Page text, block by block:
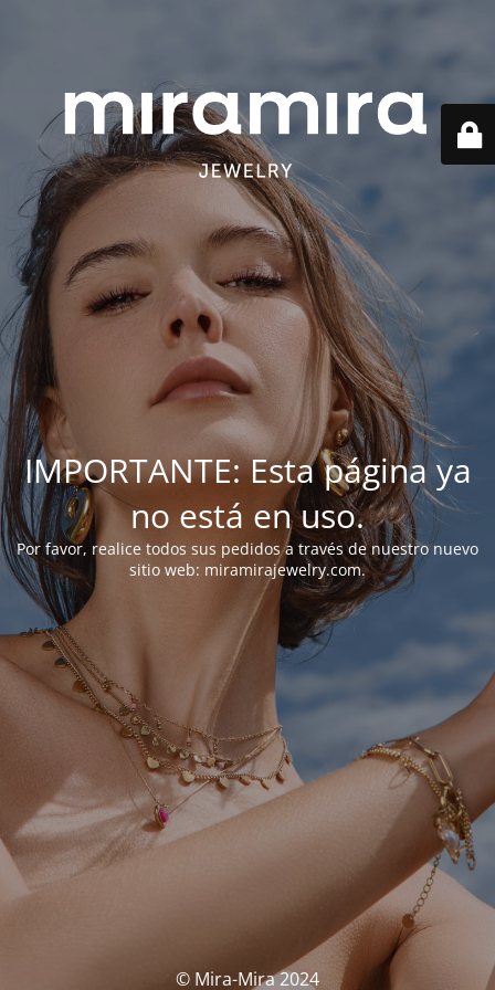
IMPORTANTE: Esta página ya
no está en uso.
Por favor, realice todos sus pedidos a través de nuestro nuevo
sitio web: miramirajewelry.com.
© Mira-Mira 2024